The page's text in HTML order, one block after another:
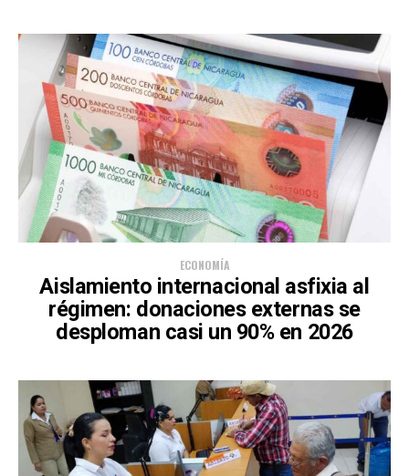
ECONOMÍA
Aislamiento internacional asfixia al
régimen: donaciones externas se
desploman casi un 90% en 2026